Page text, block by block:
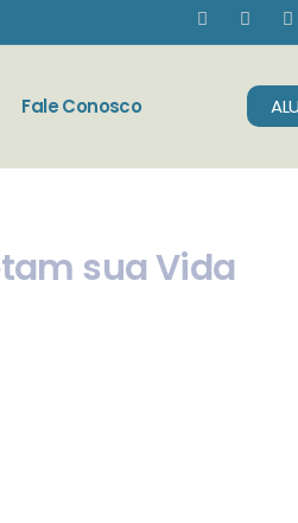
Fale Conosco
sua Vida